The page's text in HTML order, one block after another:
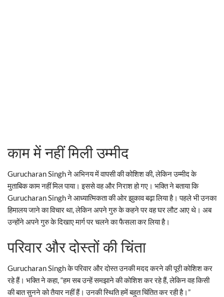
काम में नहीं मिली उम्मीद
Gurucharan Singh ने अभिनय में वापसी की कोशिश की, लेकिन उम्मीद के
मुताबिक काम नहीं मिल पाया। इससे वह और निराश हो गए। भक्ति ने बताया कि
Gurucharan Singh ने आध्यात्मिकता की ओर झुकाव बढ़ा लिया है। पहले भी उनका
हिमालय जाने का विचार था, लेकिन अपने गुरु के कहने पर वह घर लौट आए थे। अब
उन्होंने अपने गुरु के दिखाए मार्ग पर चलने का फैसला कर लिया है।
परिवार और दोस्तों की चिंता
Gurucharan Singh के परिवार और दोस्त उनकी मदद करने की पूरी कोशिश कर
रहे हैं। भक्ति ने कहा, “हम सब उन्हें समझाने की कोशिश कर रहे हैं, लेकिन वह किसी
की बात सुनने को तैयार नहीं हैं। उनकी स्थिति हमें बहुत चिंतित कर रही है।”